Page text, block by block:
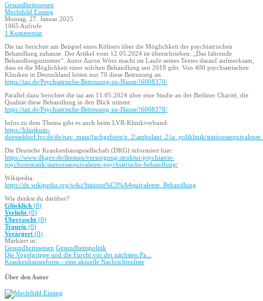
Gesundheitswesen
Mechthild Eissing
Montag, 27. Januar 2025
1065 Aufrufe
1 Kommentar
Die taz berichtet am Beispiel eines Kölners über die Möglichkeit der psychiatrischen
Behandlung zuhause. Der Artikel vom 12.05.2024 ist überschrieben: „Das fahrende
Behandlungszimmer“. Autor Aaron Wörz macht im Laufe seines Textes darauf aufmerksam,
dass es die Möglichkeit einer solchen Behandlung seit 2018 gibt. Von 400 psychiatrischen
Kliniken in Deutschland böten nur 70 diese Betreuung an.
https://taz.de/Psychiatrische-Betreuung-zu-Hause/!6008370/
Parallel dazu berichtet die taz am 11.05.2024 über eine Studie an der Berliner Charité, die
Qualität diese Behandlung in den Blick nimmt:
https://taz.de/Psychiatrische-Betreuung-zu-Hause/!6008378/
Infos zu dem Thema gibt es auch beim LVR-Klinikverbund:
https://klinikum-
duesseldorf.lvr.de/de/nav_main/fachgebiete/z_2/ambulant_2/ia_poliklinik/
Die Deutsche Krankenhausgesellschaft (DKG) informiert hier:
https://www.dkgev.de/themen/versorgung-struktur/psychiatrie-
psychosomatik/stationsaequivalente-psychiatrische-behandlung/
Wikipedia:
https://de.wikipedia.org/wiki/Stations%C3%A4quivalente_Behandlung
Wie denkst du darüber?
Glücklich (0)
Verliebt (0)
Überrascht (0)
Traurig (0)
Verärgert (0)
Markiert in:
Gesundheitswesen Gesundheitspolitik
Die Vogelgrippe und die Furcht vor der nächsten Pa...
Krankenhausreform - eine aktuelle Nachrichtenliste
Über den Autor